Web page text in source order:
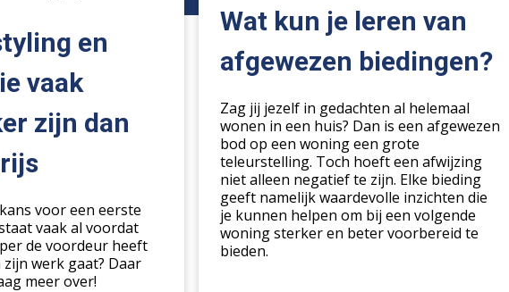
en
vaak
zijn dan
voor een eerste
vaak al voordat
de voordeur heeft
werk gaat? Daar
meer over!
je
leren
van
afgewezen
Wat kun je leren van
afgewezen biedingen?
Zag jij jezelf in gedachten al helemaal
wonen in een huis? Dan is een afgewezen
bod op een woning een grote
teleurstelling. Toch hoeft een afwijzing
niet alleen negatief te zijn. Elke bieding
geeft namelijk waardevolle inzichten die
je kunnen helpen om bij een volgende
woning sterker en beter voorbereid te
bieden.